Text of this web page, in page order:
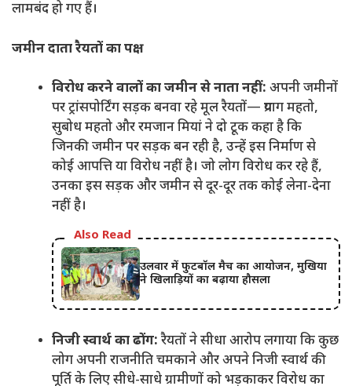
लामबंद हो गए हैं।
जमीन दाता रैयतों का पक्ष:
विरोध करने वालों का जमीन से नाता नहीं: अपनी जमीनों
पर ट्रांसपोर्टिंग सड़क बनवा रहे मूल रैयतों— प्रयाग महतो,
सुबोध महतो और रमजान मियां ने दो टूक कहा है कि
जिनकी जमीन पर सड़क बन रही है, उन्हें इस निर्माण से
कोई आपत्ति या विरोध नहीं है। जो लोग विरोध कर रहे हैं,
उनका इस सड़क और जमीन से दूर-दूर तक कोई लेना-देना
नहीं है।
Also Read
उलवार में फुटबॉल मैच का आयोजन, मुखिया
ने खिलाड़ियों का बढ़ाया हौसला
निजी स्वार्थ का ढोंग: रैयतों ने सीधा आरोप लगाया कि कुछ
लोग अपनी राजनीति चमकाने और अपने निजी स्वार्थ की
पूर्ति के लिए सीधे-साधे ग्रामीणों को भड़काकर विरोध का